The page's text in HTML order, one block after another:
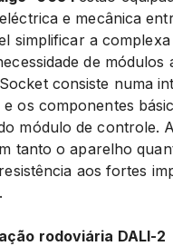
e mecânica
simplificar a
de módulos
consiste numa
os componentes
módulo de controle.
tanto o aparelho
aos fortes
rodoviária DALI-2